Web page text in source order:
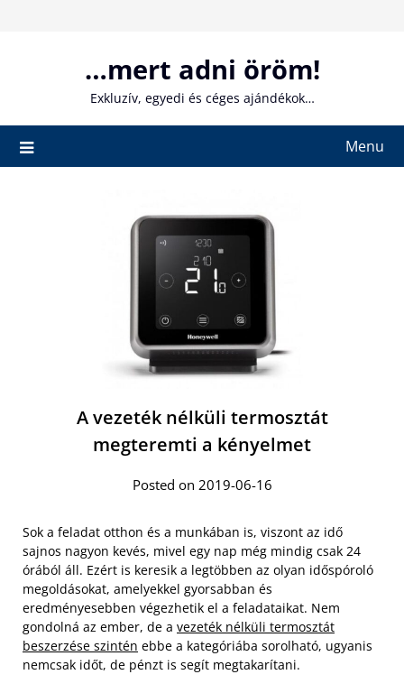
…mert adni öröm!
Exkluzív, egyedi és céges ajándékok…
Menu
A vezeték nélküli termosztát
megteremti a kényelmet
Posted on 2019-06-16
Sok a feladat otthon és a munkában is, viszont az idő
sajnos nagyon kevés, mivel egy nap még mindig csak 24
órából áll. Ezért is keresik a legtöbben az olyan időspóroló
megoldásokat, amelyekkel gyorsabban és
eredményesebben végezhetik el a feladataikat. Nem
gondolná az ember, de a vezeték nélküli termosztát
beszerzése szintén ebbe a kategóriába sorolható, ugyanis
nemcsak időt, de pénzt is segít megtakarítani.